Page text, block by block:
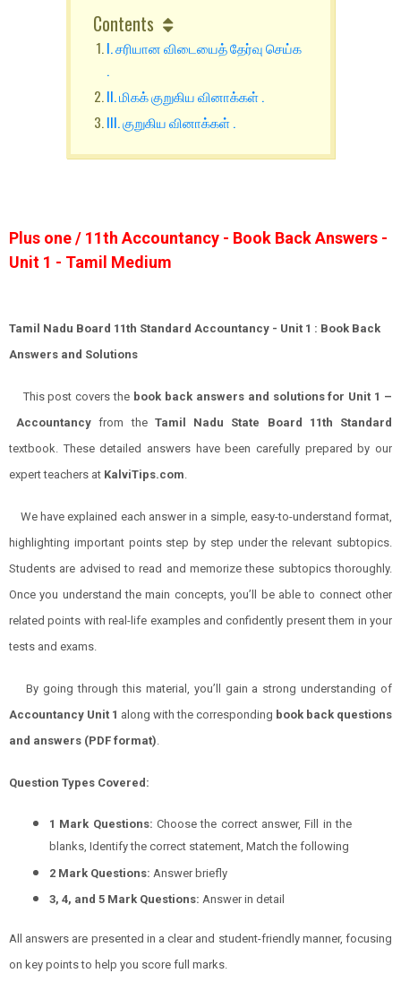
Contents
I. சரியான விடையைத் தேர்வு செய்க
.
II. மிகக் குறுகிய வினாக்கள் .
III. குறுகிய வினாக்கள் .
Plus one / 11th Accountancy - Book Back Answers -
Unit 1 - Tamil Medium
Tamil Nadu Board 11th Standard Accountancy - Unit 1 : Book Back
Answers and Solutions
This post covers the book back answers and solutions for Unit 1 –
Accountancy from the Tamil Nadu State Board 11th Standard
textbook. These detailed answers have been carefully prepared by our
expert teachers at KalviTips.com.
We have explained each answer in a simple, easy-to-understand format,
highlighting important points step by step under the relevant subtopics.
Students are advised to read and memorize these subtopics thoroughly.
Once you understand the main concepts, you’ll be able to connect other
related points with real-life examples and confidently present them in your
tests and exams.
By going through this material, you’ll gain a strong understanding of
Accountancy Unit 1 along with the corresponding book back questions
and answers (PDF format).
Question Types Covered:
1 Mark Questions: Choose the correct answer, Fill in the
blanks, Identify the correct statement, Match the following
2 Mark Questions: Answer briefly
3, 4, and 5 Mark Questions: Answer in detail
All answers are presented in a clear and student-friendly manner, focusing
on key points to help you score full marks.